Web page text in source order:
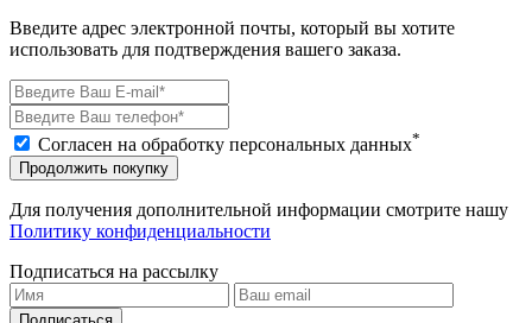
Введите адрес электронной почты, который вы хотите
использовать для подтверждения вашего заказа.
Согласен на обработку персональных данных*
Продолжить покупку
Для получения дополнительной информации смотрите нашу
Политику конфиденциальности
Подписаться на рассылку